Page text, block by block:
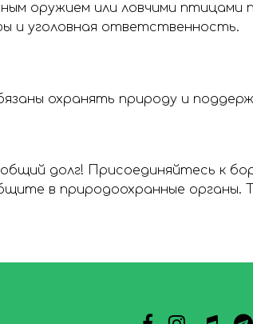
оружием или ловчими
и уголовная ответственность.
охранять природу и
долг! Присоединяйтесь к
в природоохранные